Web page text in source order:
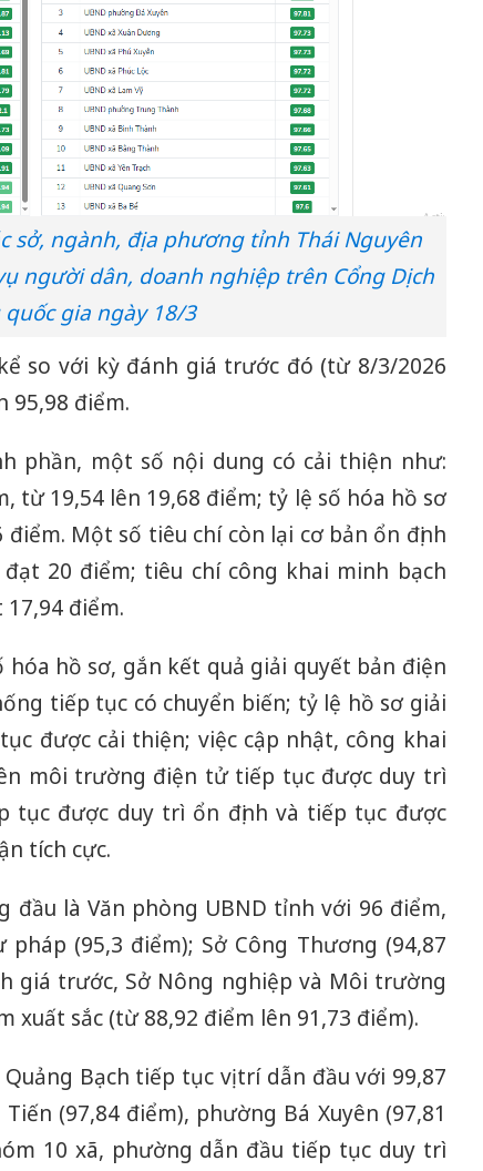
sở, ngành, địa phương tỉnh Thái Nguyên
người dân, doanh nghiệp trên Cổng Dịch
quốc gia ngày 18/3
so với kỳ đánh giá trước đó (từ 8/3/2026
95,98 điểm.
phần, một số nội dung có cải thiện như:
từ 19,54 lên 19,68 điểm; tỷ lệ số hóa hồ sơ
Một số tiêu chí còn lại cơ bản ổn định
20 điểm; tiêu chí công khai minh bạch
điểm.
hóa hồ sơ, gắn kết quả giải quyết bản điện
tiếp tục có chuyển biến; tỷ lệ hồ sơ giải
được cải thiện; việc cập nhật, công khai
môi trường điện tử tiếp tục được duy trì
tục được duy trì ổn định và tiếp tục được
tích cực.
đầu là Văn phòng UBND tỉnh với 96 điểm,
(95,3 điểm); Sở Công Thương (94,87
giá trước, Sở Nông nghiệp và Môi trường
sắc (từ 88,92 điểm lên 91,73 điểm).
Bạch tiếp tục vị trí dẫn đầu với 99,87
(97,84 điểm), phường Bá Xuyên (97,81
10 xã, phường dẫn đầu tiếp tục duy trì